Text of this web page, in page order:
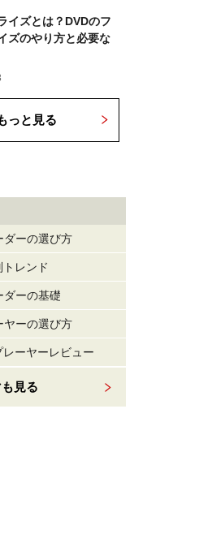
イズとは？DVDのフ
ズのやり方と必要な
っと見る
ダーの選び方
レンド
ダーの基礎
ヤーの選び方
ーヤーレビュー
見る